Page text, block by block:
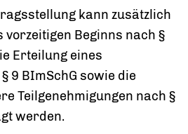
kann zusätzlich
vorzeitigen Beginns nach §
Erteilung eines
9 BImSchG sowie die
Teilgenehmigungen nach §
werden.